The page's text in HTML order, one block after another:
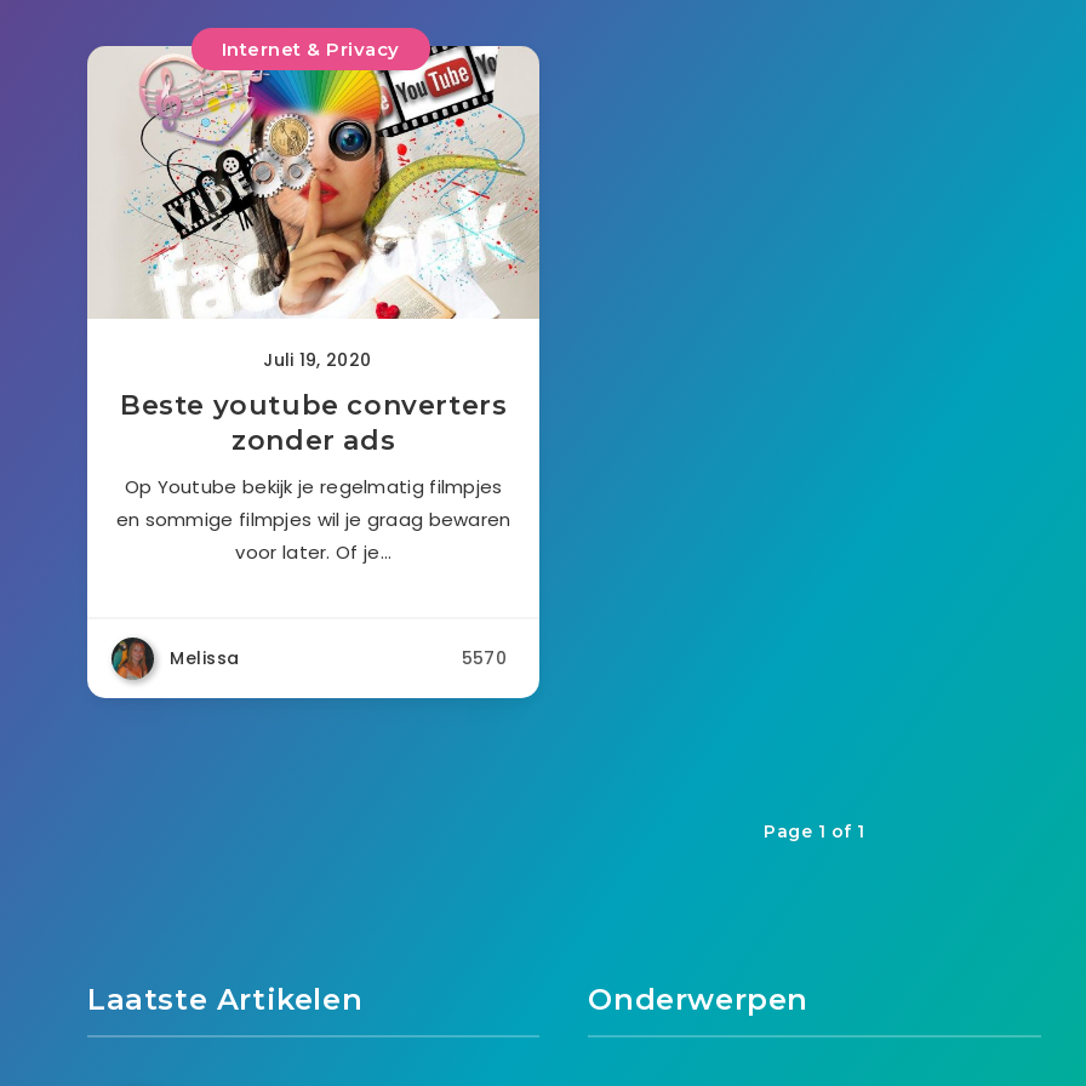
Internet & Privacy
Juli 19, 2020
Beste youtube converters
zonder ads
Op Youtube bekijk je regelmatig filmpjes
en sommige filmpjes wil je graag bewaren
voor later. Of je…
Melissa 5570
Page 1 of 1
Laatste Artikelen Onderwerpen